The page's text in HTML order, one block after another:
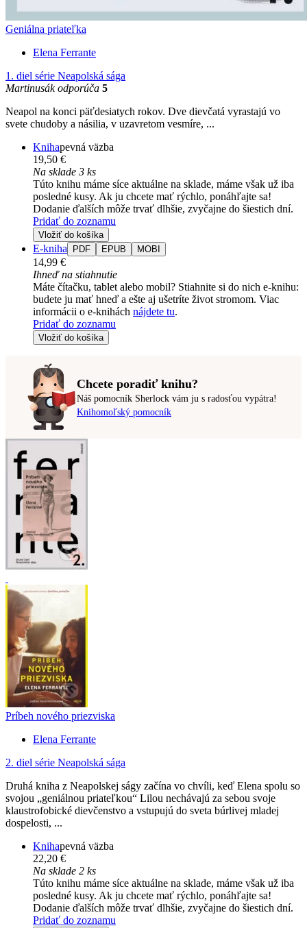
Geniálna priateľka
Elena Ferrante
1. diel série Neapolská sága
Martinusák odporúča 5
Neapol na konci päťdesiatych rokov. Dve dievčatá vyrastajú vo
svete chudoby a násilia, v uzavretom vesmíre, ...
Knihapevná väzba
19,50 €
Na sklade 3 ks
Túto knihu máme síce aktuálne na sklade, máme však už iba
posledné kusy. Ak ju chcete mať rýchlo, ponáhľajte sa!
Dodanie ďalších môže trvať dlhšie, zvyčajne do šiestich dní.
Pridať do zoznamu
Vložiť do košíka
E-kniha PDF EPUB MOBI
14,99 €
Ihneď na stiahnutie
Máte čítačku, tablet alebo mobil? Stiahnite si do nich e-knihu:
budete ju mať hneď a ešte aj ušetríte život stromom. Viac
informácii o e-knihách nájdete tu.
Pridať do zoznamu
Vložiť do košíka
Chcete poradiť knihu?
Náš pomocník Sherlock vám ju s radosťou vypátra!
Knihomoľský pomocník
Príbeh nového priezviska
Elena Ferrante
2. diel série Neapolská sága
Druhá kniha z Neapolskej ságy začína vo chvíli, keď Elena spolu so
svojou „geniálnou priateľkou“ Lilou nechávajú za sebou svoje
klaustrofobické dievčenstvo a vstupujú do sveta búrlivej mladej
dospelosti, ...
Knihapevná väzba
22,20 €
Na sklade 2 ks
Túto knihu máme síce aktuálne na sklade, máme však už iba
posledné kusy. Ak ju chcete mať rýchlo, ponáhľajte sa!
Dodanie ďalších môže trvať dlhšie, zvyčajne do šiestich dní.
Pridať do zoznamu